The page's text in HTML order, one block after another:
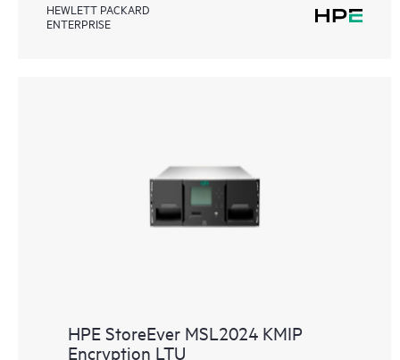
HEWLETT PACKARD
ENTERPRISE
HPE StoreEver MSL2024 KMIP
Encryption LTU